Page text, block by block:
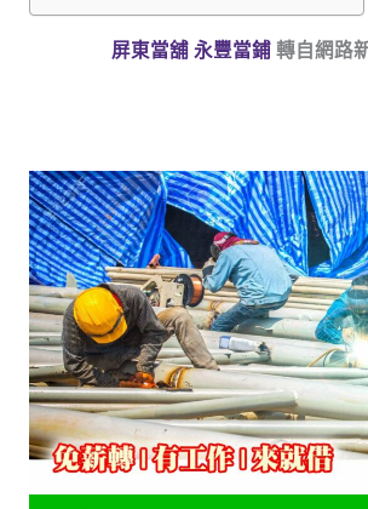
屏東當舖 永豐當鋪 轉自網路